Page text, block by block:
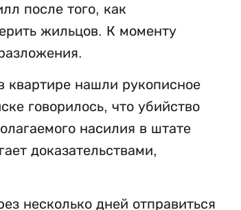
после того, как
жильцов. К моменту
квартире нашли рукописное
говорилось, что убийство
насилия в штате
доказательствами,
несколько дней отправиться